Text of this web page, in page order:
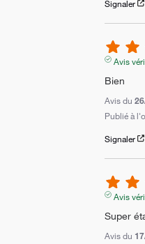
Signaler
Avis
Bien
Avis du
Publié à
Signaler
Avis
Super
Avis du